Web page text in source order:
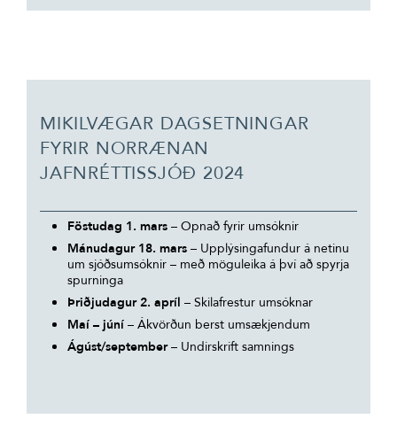
MIKILVÆGAR DAGSETNINGAR
FYRIR NORRÆNAN
JAFNRÉTTISSJÓÐ 2024
Föstudag 1. mars– Opnað fyrir umsóknir
Mánudagur 18. mars– Upplýsingafundur á netinu
um sjóðsumsóknir – með möguleika á því að spyrja
spurninga
Þriðjudagur 2. apríl – Skilafrestur umsóknar
Maí – júní– Ákvörðun berst umsækjendum
Ágúst/september– Undirskrift samnings